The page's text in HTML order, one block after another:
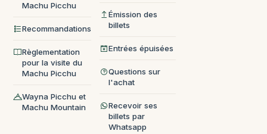
Machu Picchu
Recommandations
Règlementation
pour la visite du
Machu Picchu
Wayna Picchu et
Machu Mountain
Émission des
billets
Entrées épuisées
Questions sur
l'achat
Recevoir ses
billets par
Whatsapp